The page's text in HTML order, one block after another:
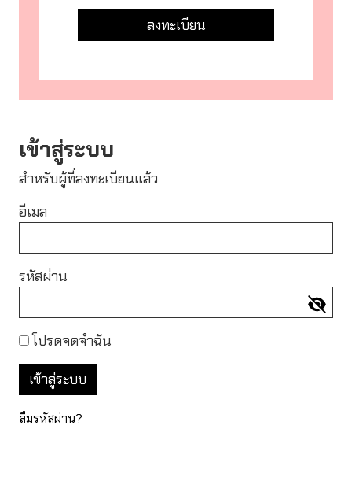
ลงทะเบียน
เข้าสู่ระบบ
สำหรับผู้ที่ลงทะเบียนแล้ว
อีเมล
รหัสผ่าน
โปรดจดจำฉัน
ลืมรหัสผ่าน?